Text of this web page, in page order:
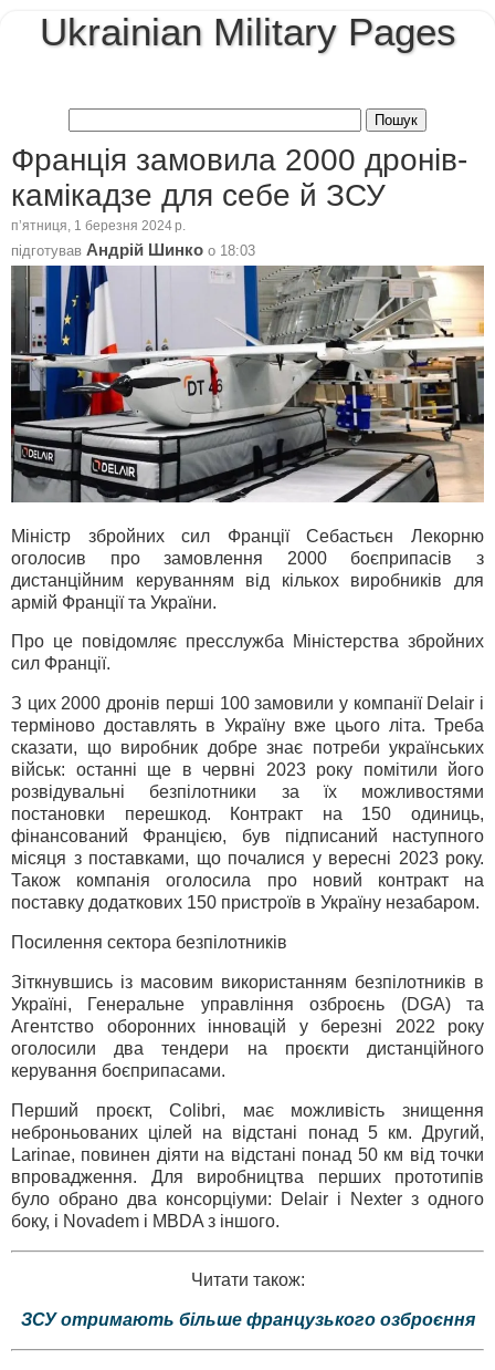
Ukrainian Military Pages
Франція замовила 2000 дронів-
камікадзе для себе й ЗСУ
пʼятниця, 1 березня 2024 р.
підготував Андрій Шинко о 18:03
Міністр збройних сил Франції Себастьєн Лекорню
оголосив про замовлення 2000 боєприпасів з
дистанційним керуванням від кількох виробників для
армій Франції та України.
Про це повідомляє пресслужба Міністерства збройних
сил Франції.
З цих 2000 дронів перші 100 замовили у компанії Delair і
терміново доставлять в Україну вже цього літа. Треба
сказати, що виробник добре знає потреби українських
військ: останні ще в червні 2023 року помітили його
розвідувальні безпілотники за їх можливостями
постановки перешкод. Контракт на 150 одиниць,
фінансований Францією, був підписаний наступного
місяця з поставками, що почалися у вересні 2023 року.
Також компанія оголосила про новий контракт на
поставку додаткових 150 пристроїв в Україну незабаром.
Посилення сектора безпілотників
Зіткнувшись із масовим використанням безпілотників в
Україні, Генеральне управління озброєнь (DGA) та
Агентство оборонних інновацій у березні 2022 року
оголосили два тендери на проєкти дистанційного
керування боєприпасами.
Перший проєкт, Colibri, має можливість знищення
неброньованих цілей на відстані понад 5 км. Другий,
Larinae, повинен діяти на відстані понад 50 км від точки
впровадження. Для виробництва перших прототипів
було обрано два консорціуми: Delair і Nexter з одного
боку, і Novadem і MBDA з іншого.
Читати також:
ЗСУ отримають більше французького озброєння